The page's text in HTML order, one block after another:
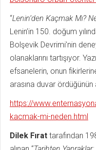
“Lenin’den Kaçmak Mı?
Lenin’in 150. doğum
Bolşevik Devrimi’nin
olanaklarını tartışıyor.
efsanelerin, onun
arasına duvar ördüğünün
https://
kacmak-mi-neden.html
Dilek Fırat tarafından